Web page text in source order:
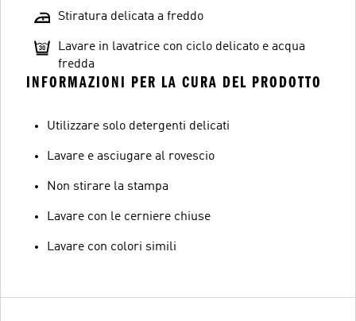
Stiratura delicata a freddo
Lavare in lavatrice con ciclo delicato e acqua
fredda
INFORMAZIONI PER LA CURA DEL PRODOTTO
Utilizzare solo detergenti delicati
Lavare e asciugare al rovescio
Non stirare la stampa
Lavare con le cerniere chiuse
Lavare con colori simili